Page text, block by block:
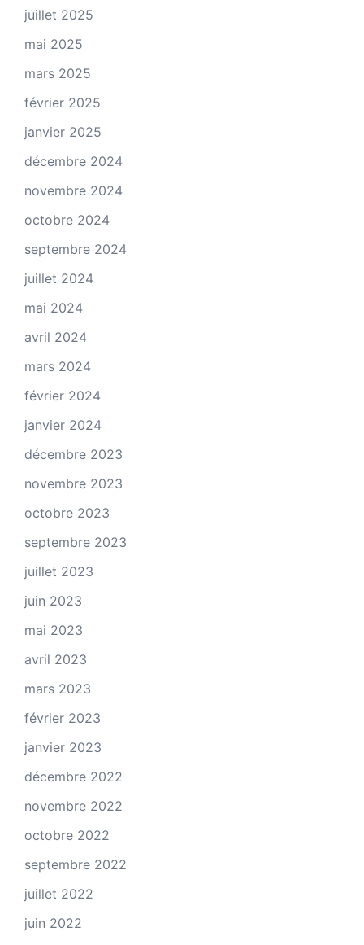
juillet 2025
mai 2025
mars 2025
février 2025
janvier 2025
décembre 2024
novembre 2024
octobre 2024
septembre 2024
juillet 2024
mai 2024
avril 2024
mars 2024
février 2024
janvier 2024
décembre 2023
novembre 2023
octobre 2023
septembre 2023
juillet 2023
juin 2023
mai 2023
avril 2023
mars 2023
février 2023
janvier 2023
décembre 2022
novembre 2022
octobre 2022
septembre 2022
juillet 2022
juin 2022